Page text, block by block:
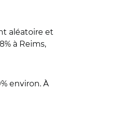
aléatoire et
à Reims,
environ. À